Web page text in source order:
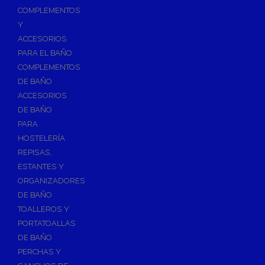
Válvulas para Calefacción
Válv. Mezcladora Termostática
Válvulas Motorizadas
Válvulas de Seguridad
Colectores de Calefacción
Bombas de Calor
Bombas de calor para ACS
Cocinas
Extractores de Cocina
Fregaderos
Grifería de Fregadero
Recambios de fregadero
Contra Incendios
COMPLEMENTOS
Y
ACCESORIOS
PARA EL BAÑO
COMPLEMENTOS
DE BAÑO
ACCESORIOS
DE BAÑO
PARA
HOSTELERÍA
REPISAS,
ESTANTES Y
ORGANIZADORES
DE BAÑO
TOALLEROS Y
PORTATOALLAS
DE BAÑO
PERCHAS Y